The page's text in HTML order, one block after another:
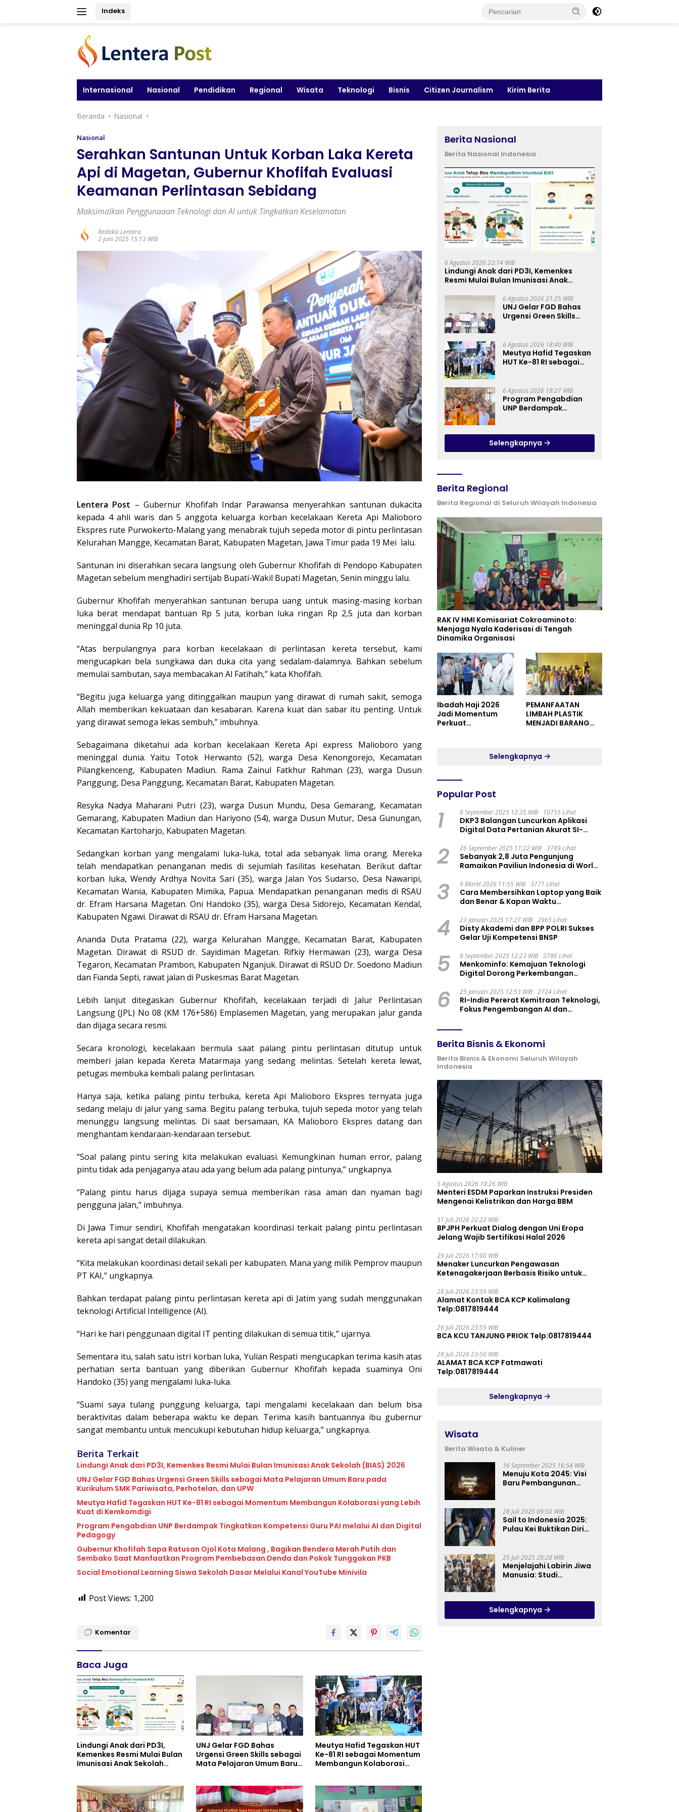
Indeks
Internasional Nasional Pendidikan Regional Wisata Teknologi Bisnis Citizen Journalism Kirim Berita
Beranda Nasional
Nasional
Serahkan Santunan Untuk Korban Laka Kereta
Api di Magetan, Gubernur Khofifah Evaluasi
Keamanan Perlintasan Sebidang
Maksimalkan Penggunaaan Teknologi dan AI untuk Tingkatkan Keselamatan
Redaksi Lentera
2 Juni 2025 15:13 WIB
Lentera Post – Gubernur Khofifah Indar Parawansa menyerahkan santunan dukacita
kepada 4 ahli waris dan 5 anggota keluarga korban kecelakaan Kereta Api Malioboro
Ekspres rute Purwokerto-Malang yang menabrak tujuh sepeda motor di pintu perlintasan
Kelurahan Mangge, Kecamatan Barat, Kabupaten Magetan, Jawa Timur pada 19 Mei lalu.
Santunan ini diserahkan secara langsung oleh Gubernur Khofifah di Pendopo Kabupaten
Magetan sebelum menghadiri sertijab Bupati-Wakil Bupati Magetan, Senin minggu lalu.
Gubernur Khofifah menyerahkan santunan berupa uang untuk masing-masing korban
luka berat mendapat bantuan Rp 5 juta, korban luka ringan Rp 2,5 juta dan korban
meninggal dunia Rp 10 juta.
“Atas berpulangnya para korban kecelakaan di perlintasan kereta tersebut, kami
mengucapkan bela sungkawa dan duka cita yang sedalam-dalamnya. Bahkan sebelum
memulai sambutan, saya membacakan Al Fatihah,” kata Khofifah.
“Begitu juga keluarga yang ditinggalkan maupun yang dirawat di rumah sakit, semoga
Allah memberikan kekuataan dan kesabaran. Karena kuat dan sabar itu penting. Untuk
yang dirawat semoga lekas sembuh,” imbuhnya.
Sebagaimana diketahui ada korban kecelakaan Kereta Api express Malioboro yang
meninggal dunia. Yaitu Totok Herwanto (52), warga Desa Kenongorejo, Kecamatan
Pilangkenceng, Kabupaten Madiun. Rama Zainul Fatkhur Rahman (23), warga Dusun
Panggung, Desa Panggung, Kecamatan Barat, Kabupaten Magetan.
Resyka Nadya Maharani Putri (23), warga Dusun Mundu, Desa Gemarang, Kecamatan
Gemarang, Kabupaten Madiun dan Hariyono (54), warga Dusun Mutur, Desa Gunungan,
Kecamatan Kartoharjo, Kabupaten Magetan.
Sedangkan korban yang mengalami luka-luka, total ada sebanyak lima orang. Mereka
telah mendapatkan penanganan medis di sejumlah fasilitas kesehatan. Berikut daftar
korban luka, Wendy Ardhya Novita Sari (35), warga Jalan Yos Sudarso, Desa Nawaripi,
Kecamatan Wania, Kabupaten Mimika, Papua. Mendapatkan penanganan medis di RSAU
dr. Efram Harsana Magetan. Oni Handoko (35), warga Desa Sidorejo, Kecamatan Kendal,
Kabupaten Ngawi. Dirawat di RSAU dr. Efram Harsana Magetan.
Ananda Duta Pratama (22), warga Kelurahan Mangge, Kecamatan Barat, Kabupaten
Magetan. Dirawat di RSUD dr. Sayidiman Magetan. Rifkiy Hermawan (23), warga Desa
Tegaron, Kecamatan Prambon, Kabupaten Nganjuk. Dirawat di RSUD Dr. Soedono Madiun
dan Fianda Septi, rawat jalan di Puskesmas Barat Magetan.
Lebih lanjut ditegaskan Gubernur Khofifah, kecelakaan terjadi di Jalur Perlintasan
Langsung (JPL) No 08 (KM 176+586) Emplasemen Magetan, yang merupakan jalur ganda
dan dijaga secara resmi.
Secara kronologi, kecelakaan bermula saat palang pintu perlintasan ditutup untuk
memberi jalan kepada Kereta Matarmaja yang sedang melintas. Setelah kereta lewat,
petugas membuka kembali palang perlintasan.
Hanya saja, ketika palang pintu terbuka, kereta Api Malioboro Ekspres ternyata juga
sedang melaju di jalur yang sama. Begitu palang terbuka, tujuh sepeda motor yang telah
menunggu langsung melintas. Di saat bersamaan, KA Malioboro Ekspres datang dan
menghantam kendaraan-kendaraan tersebut.
“Soal palang pintu sering kita melakukan evaluasi. Kemungkinan human error, palang
pintu tidak ada penjaganya atau ada yang belum ada palang pintunya,” ungkapnya.
“Palang pintu harus dijaga supaya semua memberikan rasa aman dan nyaman bagi
pengguna jalan,” imbuhnya.
Di Jawa Timur sendiri, Khofifah mengatakan koordinasi terkait palang pintu perlintasan
kereta api sangat detail dilakukan.
“Kita melakukan koordinasi detail sekali per kabupaten. Mana yang milik Pemprov maupun
PT KAI,” ungkapnya.
Bahkan terdapat palang pintu perlintasan kereta api di Jatim yang sudah menggunakan
teknologi Artificial Intelligence (AI).
“Hari ke hari penggunaan digital IT penting dilakukan di semua titik,” ujarnya.
Sementara itu, salah satu istri korban luka, Yulian Respati mengucapkan terima kasih atas
perhatian serta bantuan yang diberikan Gubernur Khofifah kepada suaminya Oni
Handoko (35) yang mengalami luka-luka.
“Suami saya tulang punggung keluarga, tapi mengalami kecelakaan dan belum bisa
beraktivitas dalam beberapa waktu ke depan. Terima kasih bantuannya ibu gubernur
sangat membantu untuk mencukupi kebutuhan hidup keluarga,” ungkapnya.
Berita Terkait
Lindungi Anak dari PD3I, Kemenkes Resmi Mulai Bulan Imunisasi Anak Sekolah (BIAS) 2026
UNJ Gelar FGD Bahas Urgensi Green Skills sebagai Mata Pelajaran Umum Baru pada
Kurikulum SMK Pariwisata, Perhotelan, dan UPW
Meutya Hafid Tegaskan HUT Ke-81 RI sebagai Momentum Membangun Kolaborasi yang Lebih
Kuat di Kemkomdigi
Program Pengabdian UNP Berdampak Tingkatkan Kompetensi Guru PAI melalui AI dan Digital
Pedagogy
Gubernur Khofifah Sapa Ratusan Ojol Kota Malang , Bagikan Bendera Merah Putih dan
Sembako Saat Manfaatkan Program Pembebasan Denda dan Pokok Tunggakan PKB
Social Emotional Learning Siswa Sekolah Dasar Melalui Kanal YouTube Minivila
Post Views: 1,200
Komentar
Baca Juga
Lindungi Anak dari PD3I,
Kemenkes Resmi Mulai Bulan
Imunisasi Anak Sekolah
UNJ Gelar FGD Bahas
Urgensi Green Skills sebagai
Mata Pelajaran Umum Baru
UPW
Meutya Hafid Tegaskan HUT
Ke-81 RI sebagai Momentum
Membangun Kolaborasi
Berita Nasional
Berita Nasional Indonesia
6 Agustus 2026 22:14 WIB
Lindungi Anak dari PD3I, Kemenkes
Resmi Mulai Bulan Imunisasi Anak
6 Agustus 2026 21:25 WIB
UNJ Gelar FGD Bahas
Urgensi Green Skills
Kurikulum SMK
Pariwisata, Perhotelan,
dan UPW
6 Agustus 2026 18:40 WIB
Meutya Hafid Tegaskan
HUT Ke-81 RI sebagai
Kuat di Kemkomdigi
6 Agustus 2026 18:27 WIB
Program Pengabdian
UNP Berdampak
Digital Pedagogy
Selengkapnya
Berita Regional
Berita Regional di Seluruh Wilayah Indonesia
RAK IV HMI Komisariat Cokroaminoto:
Menjaga Nyala Kaderisasi di Tengah
Dinamika Organisasi
Ibadah Haji 2026
Jadi Momentum
Perkuat
PEMANFAATAN
LIMBAH PLASTIK
MENJADI BARANG
RESIDENCE
Selengkapnya
Popular Post
1 8 September 2025 12:35 WIB 10755 Lihat
DKP3 Balangan Luncurkan Aplikasi
Digital Data Pertanian Akurat SI-
2 26 September 2025 11:22 WIB 3789 Lihat
Sebanyak 2,8 Juta Pengunjung
Ramaikan Paviliun Indonesia di World
3 9 Maret 2026 11:55 WIB 3771 Lihat
Cara Membersihkan Laptop yang Baik
dan Benar & Kapan Waktu
4 23 Januari 2025 17:27 WIB 2965 Lihat
Disty Akademi dan BPP POLRI Sukses
Gelar Uji Kompetensi BNSP
5 8 September 2025 12:23 WIB 2786 Lihat
Menkominfo: Kemajuan Teknologi
Digital Dorong Perkembangan
6 25 Januari 2025 12:53 WIB 2724 Lihat
RI-India Pererat Kemitraan Teknologi,
Fokus Pengembangan AI dan
Berita Bisnis & Ekonomi
Berita Bisnis & Ekonomi Seluruh Wilayah
Indonesia
5 Agustus 2026 18:26 WIB
Menteri ESDM Paparkan Instruksi Presiden
Mengenai Kelistrikan dan Harga BBM
31 Juli 2026 22:22 WIB
BPJPH Perkuat Dialog dengan Uni Eropa
Jelang Wajib Sertifikasi Halal 2026
29 Juli 2026 17:00 WIB
Menaker Luncurkan Pengawasan
Ketenagakerjaan Berbasis Risiko untuk
28 Juli 2026 23:59 WIB
Alamat Kontak BCA KCP Kalimalang
Telp:0817819444
28 Juli 2026 23:55 WIB
BCA KCU TANJUNG PRIOK Telp:0817819444
28 Juli 2026 23:50 WIB
ALAMAT BCA KCP Fatmawati
Telp:0817819444
Selengkapnya
Wisata
Berita Wisata & Kuliner
16 September 2025 16:54 WIB
Menuju Kota 2045: Visi
Baru Pembangunan
28 Juli 2025 09:50 WIB
Sail to Indonesia 2025:
Pulau Kei Buktikan Diri
25 Juli 2025 20:28 WIB
Menjelajahi Labirin Jiwa
Manusia: Studi
Pandanaran di RSJ
Grhasia
Selengkapnya